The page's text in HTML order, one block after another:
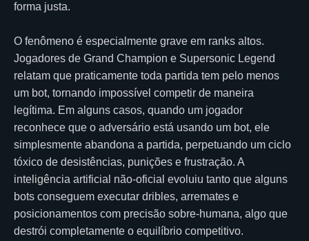
forma justa.
O fenômeno é especialmente grave em ranks altos.
Jogadores de Grand Champion e Supersonic Legend
relatam que praticamente toda partida tem pelo menos
um bot, tornando impossível competir de maneira
legítima. Em alguns casos, quando um jogador
reconhece que o adversário está usando um bot, ele
simplesmente abandona a partida, perpetuando um ciclo
tóxico de desistências, punições e frustração. A
inteligência artificial não-oficial evoluiu tanto que alguns
bots conseguem executar dribles, arremates e
posicionamentos com precisão sobre-humana, algo que
destrói completamente o equilíbrio competitivo.